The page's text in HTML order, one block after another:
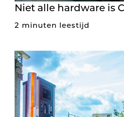
Niet alle hardware is
2 minuten leestijd